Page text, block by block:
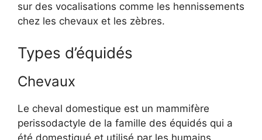
sur des vocalisations comme les hennissements
chez les chevaux et les zèbres.
Types d’équidés
Chevaux
Le cheval domestique est un mammifère
perissodactyle de la famille des équidés qui a
été domestiqué et utilisé par les humains